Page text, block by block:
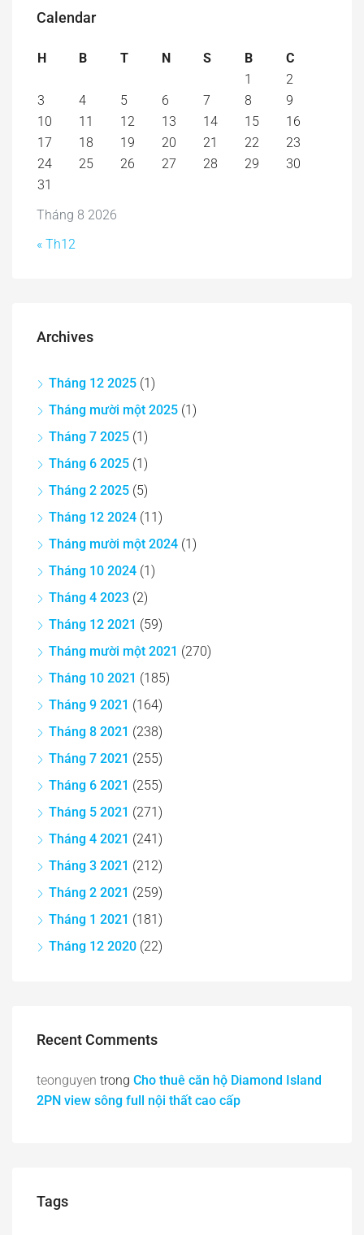
Calendar
Tháng 8 2026
H B T N S B
C
1
2
3
4 5 6 7 8
9
10
11 12 13 14 15
16
17
18 19 20 21 22
23
24
25 26 27 28 29
30
31
« Th12
Archives
Tháng 12 2025 (1)
Tháng mười một 2025 (1)
Tháng 7 2025 (1)
Tháng 6 2025 (1)
Tháng 2 2025 (5)
Tháng 12 2024 (11)
Tháng mười một 2024 (1)
Tháng 10 2024 (1)
Tháng 4 2023 (2)
Tháng 12 2021 (59)
Tháng mười một 2021 (270)
Tháng 10 2021 (185)
Tháng 9 2021 (164)
Tháng 8 2021 (238)
Tháng 7 2021 (255)
Tháng 6 2021 (255)
Tháng 5 2021 (271)
Tháng 4 2021 (241)
Tháng 3 2021 (212)
Tháng 2 2021 (259)
Tháng 1 2021 (181)
Tháng 12 2020 (22)
Recent Comments
teonguyen trong Cho thuê căn hộ Diamond Island
2PN view sông full nội thất cao cấp
Tags